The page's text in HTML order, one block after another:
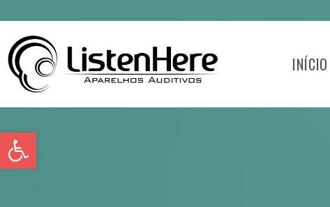
Abrir a barra de ferramentas
INÍCIO